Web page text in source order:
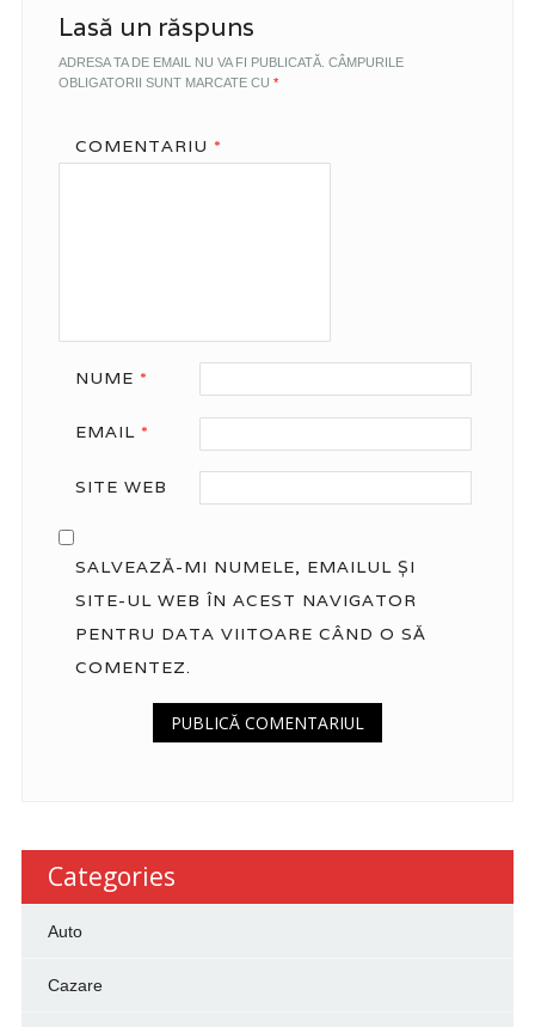
Lasă un răspuns
ADRESA TA DE EMAIL NU VA FI PUBLICATĂ. CÂMPURILE
OBLIGATORII SUNT MARCATE CU *
COMENTARIU *
NUME *
EMAIL *
SITE WEB
SALVEAZĂ-MI NUMELE, EMAILUL ȘI
SITE-UL WEB ÎN ACEST NAVIGATOR
PENTRU DATA VIITOARE CÂND O SĂ
COMENTEZ.
Categories
Auto
Cazare